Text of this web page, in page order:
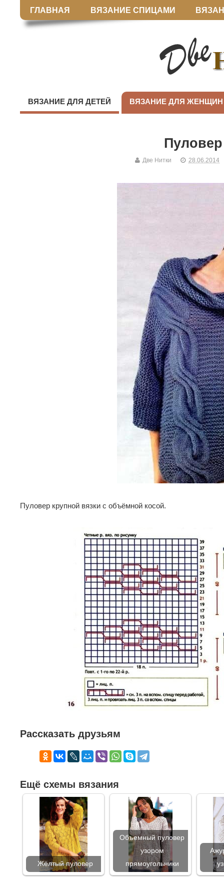
ГЛАВНАЯ ВЯЗАНИЕ СПИЦАМИ
ВЯЗАНИЕ ДЛЯ ДЕТЕЙ ВЯЗАНИЕ ДЛЯ ЖЕНЩИН
Две Нитки 28.06.2014
Пуловер крупной вязки с объёмной косой.
Рассказать друзьям
Ещё схемы вязания
Жёлтый пуловер
Объемный пуловер
узором
прямоугольники